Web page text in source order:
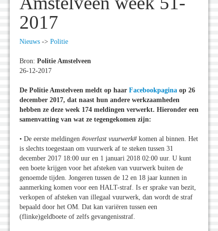
2017
Nieuws -> Politie
Bron: Politie Amstelveen
26-12-2017
De Politie Amstelveen meldt op haar Facebookpagina op 26
december 2017, dat naast hun andere werkzaamheden
hebben ze deze week 174 meldingen verwerkt. Hieronder een
samenvatting van wat ze tegengekomen zijn:
• De eerste meldingen #overlast vuurwerk# komen al binnen. Het
is slechts toegestaan om vuurwerk af te steken tussen 31
december 2017 18:00 uur en 1 januari 2018 02:00 uur. U kunt
een boete krijgen voor het afsteken van vuurwerk buiten de
genoemde tijden. Jongeren tussen de 12 en 18 jaar kunnen in
aanmerking komen voor een HALT-straf. Is er sprake van bezit,
verkopen of afsteken van illegaal vuurwerk, dan wordt de straf
bepaald door het OM. Dat kan variëren tussen een
(flinke)geldboete of zelfs gevangenisstraf.